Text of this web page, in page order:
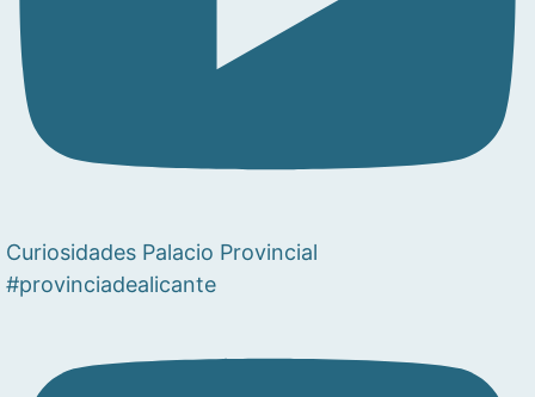
Curiosidades Palacio Provincial
#provinciadealicante